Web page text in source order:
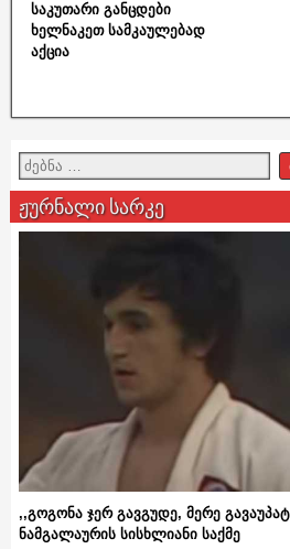
საკუთარი განცდები
ხელნაკეთ სამკაულებად
აქცია
ჟურნალი სარკე
,,გოგონა ჯერ გავგუდე, მერე
ნამგალაურის სისხლიანი საქმე